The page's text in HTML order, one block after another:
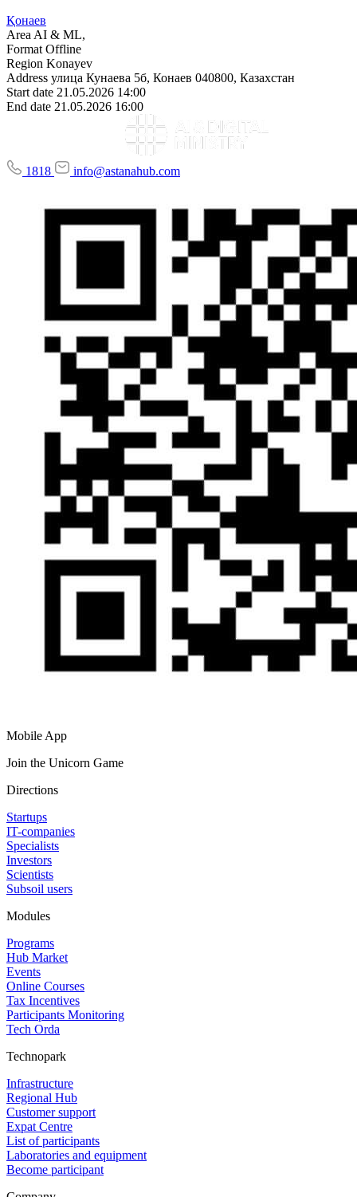
Қонаев
Area AI & ML,
Format Offline
Region Konayev
Address улица Кунаева 5б, Конаев 040800, Казахстан
Start date 21.05.2026 14:00
End date 21.05.2026 16:00
1818 info@astanahub.com
Mobile App
Join the Unicorn Game
Directions
Startups
IT-companies
Specialists
Investors
Scientists
Subsoil users
Modules
Programs
Hub Market
Events
Online Courses
Tax Incentives
Participants Monitoring
Tech Orda
Technopark
Infrastructure
Regional Hub
Customer support
Expat Centre
List of participants
Laboratories and equipment
Become participant